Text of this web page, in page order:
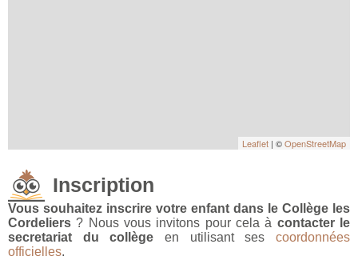
Leaflet | ©OpenStreetMap
Inscription
Vous souhaitez inscrire votre enfant dans le Collège les
Cordeliers ? Nous vous invitons pour cela à contacter le
secretariat du collège en utilisant sescoordonnées
officielles.